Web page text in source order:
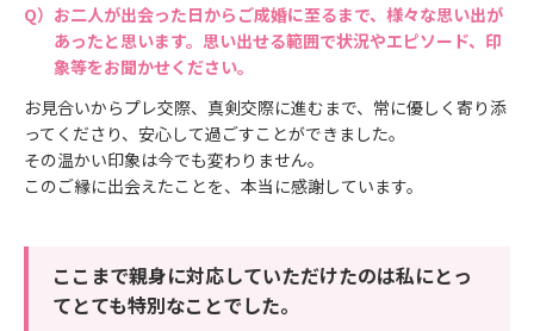
お二人が出会った日からご成婚に至るまで、様々な思い出が
あったと思います。思い出せる範囲で状況やエピソード、印
象等をお聞かせください。
お見合いからプレ交際、真剣交際に進むまで、常に優しく寄り添
ってくださり、安心して過ごすことができました。
その温かい印象は今でも変わりません。
このご縁に出会えたことを、本当に感謝しています。
ここまで親身に対応していただけたのは私にとっ
てとても特別なことでした。